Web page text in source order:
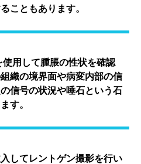
こともあります。
用して腫脹の性状を確認
織の境界面や病変内部の信
信号の状況や唾石という石
す。
してレントゲン撮影を行い